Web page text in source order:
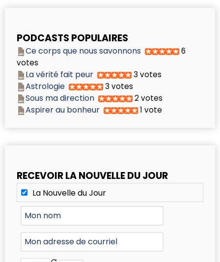
PODCASTS POPULAIRES
Ce corps que nous savonnons
6
votes
La vérité fait peur 3 votes
Astrologie 3 votes
Sous ma direction 2 votes
Aspirer au bonheur 1 vote
RECEVOIR LA NOUVELLE DU JOUR
La Nouvelle du Jour